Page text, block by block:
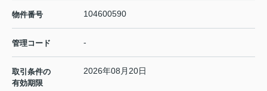
物件番号 104600590
管理コード -
取引条件の
有効期限
2026年08月20日